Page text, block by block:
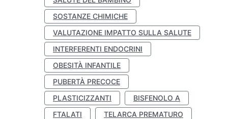
SOSTANZE CHIMICHE
VALUTAZIONE IMPATTO SULLA SALUTE
INTERFERENTI ENDOCRINI
OBESITÀ INFANTILE
PUBERTÀ PRECOCE
PLASTICIZZANTI
BISFENOLO A
FTALATI
TELARCA PREMATURO